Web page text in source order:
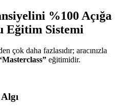
%100 Açığa
Eğitim Sistemi
çok daha fazlasıdır; aracınızla
eğitimidir.